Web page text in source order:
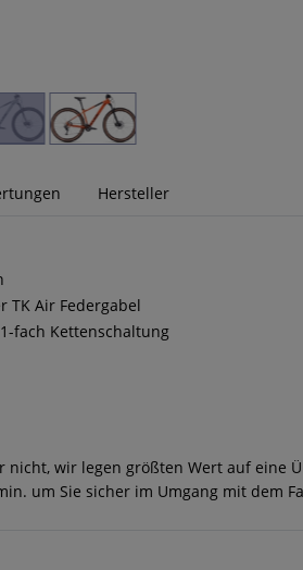
Hersteller
TK Air Federgabel
fach Kettenschaltung
nicht, wir legen größten Wert auf eine
um Sie sicher im Umgang mit dem